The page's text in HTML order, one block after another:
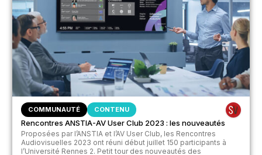
COMMUNAUTÉ CONTENU
Rencontres ANSTIA-AV User Club 2023 : les nouveautés
Proposées par l’ANSTIA et l’AV User Club, les Rencontres
Audiovisuelles 2023 ont réuni début juillet 150 participants à
l’Université Rennes 2. Petit tour des nouveautés des